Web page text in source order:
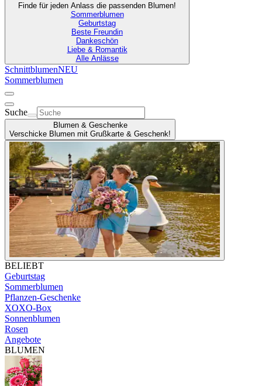
Finde für jeden Anlass die passenden Blumen!
Sommerblumen
Geburtstag
Beste Freundin
Dankeschön
Liebe & Romantik
Alle Anlässe
SchnittblumenNEU
Sommerblumen
Suche
Blumen & Geschenke
Verschicke Blumen mit Grußkarte & Geschenk!
BELIEBT
Geburtstag
Sommerblumen
Pflanzen-Geschenke
XOXO-Box
Sonnenblumen
Rosen
Angebote
BLUMEN